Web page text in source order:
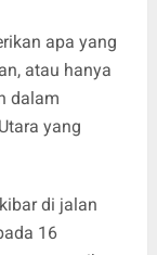
apa yang
atau hanya
dalam
yang
di jalan
16